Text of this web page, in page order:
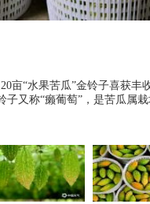
亩“水果苦瓜”金铃子喜获
又称“癞葡萄”，是苦瓜属